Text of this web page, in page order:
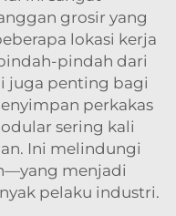
grosir yang
lokasi kerja
pindah dari
juga penting bagi
perkakas
sering kali
Ini melindungi
menjadi
pelaku industri.